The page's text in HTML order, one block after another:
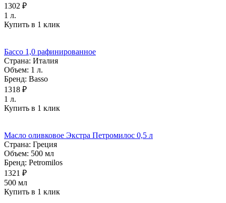
1302 ₽
1 л.
Купить в 1 клик
Бассо 1,0 рафинированное
Страна: Италия
Объем: 1 л.
Бренд: Basso
1318 ₽
1 л.
Купить в 1 клик
Масло оливковое Экстра Петромилос 0,5 л
Страна: Греция
Объем: 500 мл
Бренд: Petromilos
1321 ₽
500 мл
Купить в 1 клик